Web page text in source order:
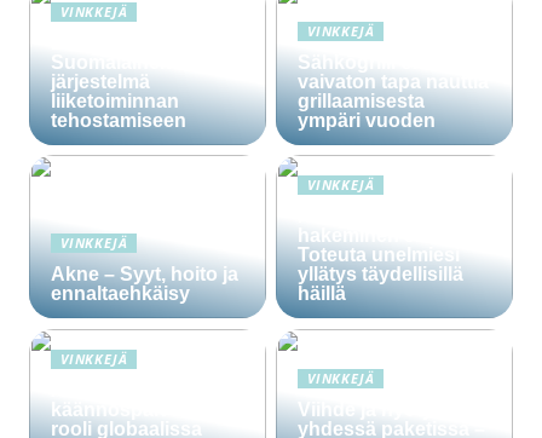
VINKKEJÄ
Suomalainen CRM-
järjestelmä
liiketoiminnan
tehostamiseen
VINKKEJÄ
Sähkögrilli on
vaivaton tapa nauttia
grillaamisesta
ympäri vuoden
VINKKEJÄ
Akne – Syyt, hoito ja
ennaltaehkäisy
VINKKEJÄ
hakeminen salassa –
Toteuta unelmiesi
yllätys täydellisillä
häillä
VINKKEJÄ
käännöspalvelujen
rooli globaalissa
VINKKEJÄ
Viihde ja hyöty
yhdessä paketissa –